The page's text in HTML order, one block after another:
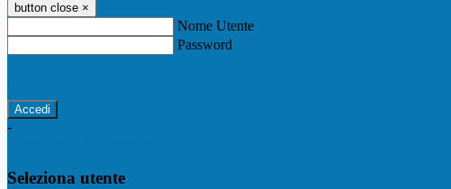
button close ×
Nome Utente
Password
-
Seleziona utente